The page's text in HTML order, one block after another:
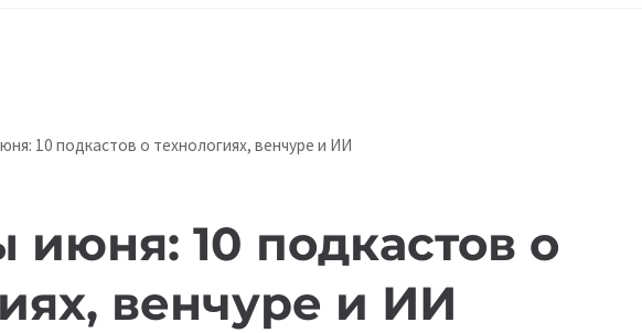
10 подкастов о технологиях, венчуре и ИИ
июня: 10 подкастов о
венчуре и ИИ